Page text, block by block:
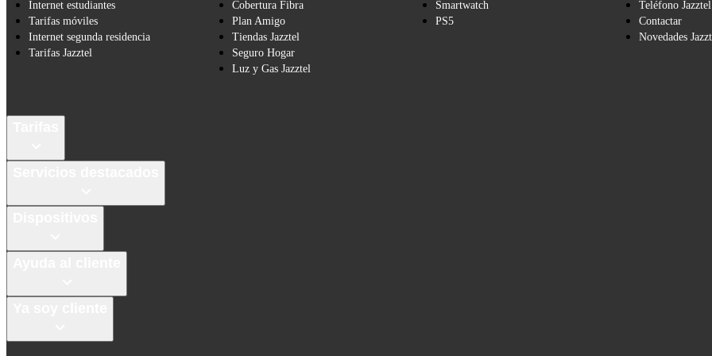
Internet estudiantes
Tarifas móviles
Internet segunda residencia
Tarifas Jazztel
Cobertura Fibra
Plan Amigo
Tiendas Jazztel
Seguro Hogar
Luz y Gas Jazztel
Smartwatch
PS5
Teléfono Jazztel
Contactar
Novedades